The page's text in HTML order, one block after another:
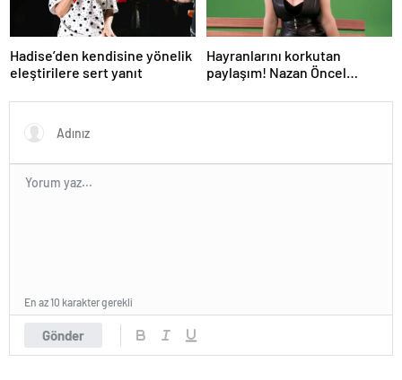
Hadise’den kendisine yönelik
eleştirilere sert yanıt
Hayranlarını korkutan
paylaşım! Nazan Öncel
Gönder
En az 10 karakter gerekli